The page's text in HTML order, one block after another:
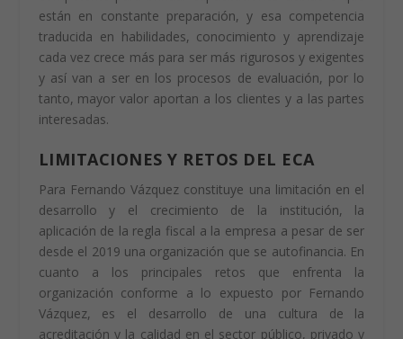
su correo electrónico respectivo.
Posteriormente, enfatizó que el ECA trabaja
arduamente en ser una organización que se reconozca
por su competencia y la de sus profesionales; de
acuerdo con el gerente, cada uno de sus empleados es
están en constante preparación, y esa competencia
cada vez crece más para ser más rigurosos y exigentes
y así van a ser en los procesos de evaluación, por lo
tanto, mayor valor aportan a los clientes y a las partes
interesadas.
LIMITACIONES Y RETOS DEL ECA
Para Fernando Vázquez constituye una limitación en el